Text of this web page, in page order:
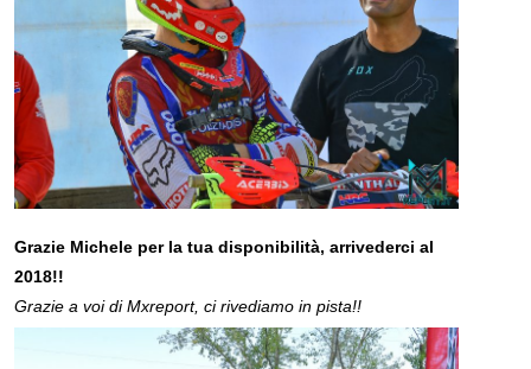
Grazie Michele per la tua disponibilità, arrivederci al
2018!!
Grazie a voi di Mxreport, ci rivediamo in pista!!